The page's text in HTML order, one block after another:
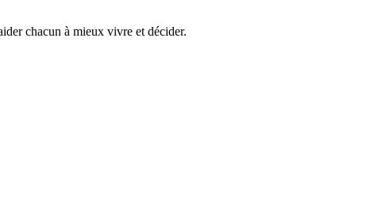
chacun à mieux vivre et décider.